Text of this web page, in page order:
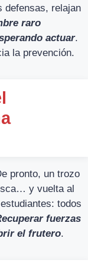
defensas, relajan
raro
actuar.
la prevención.
pronto, un trozo
y vuelta al
todos
fuerzas
el frutero.